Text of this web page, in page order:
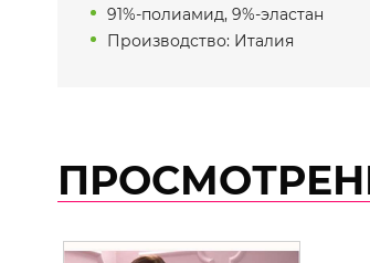
91%-полиамид, 9%-эластан
Производство: Италия